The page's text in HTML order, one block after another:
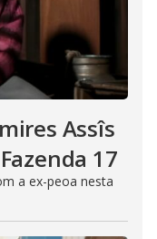
Assîs
17
a ex-peoa nesta